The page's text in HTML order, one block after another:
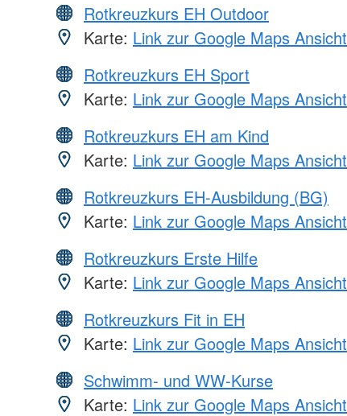
Rotkreuzkurs EH Outdoor
Karte: Link zur Google Maps Ansicht
Rotkreuzkurs EH Sport
Karte: Link zur Google Maps Ansicht
Rotkreuzkurs EH am Kind
Karte: Link zur Google Maps Ansicht
Rotkreuzkurs EH-Ausbildung (BG)
Karte: Link zur Google Maps Ansicht
Rotkreuzkurs Erste Hilfe
Karte: Link zur Google Maps Ansicht
Rotkreuzkurs Fit in EH
Karte: Link zur Google Maps Ansicht
Schwimm- und WW-Kurse
Karte: Link zur Google Maps Ansicht